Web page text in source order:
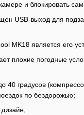
и блокировать
USB-выход для
MK18 является его
плохие погодные
40 градусов
по бездорожью;